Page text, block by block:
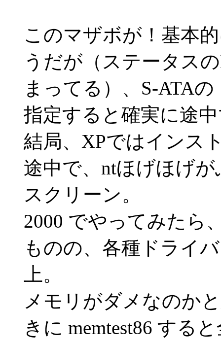
このマザボが！基本
うだが（ステータス
まってる）、S-ATA
指定すると確実に途
結局、XPではインス
途中で、ntほげほげ
スクリーン。
2000 でやってみたら
ものの、各種ドライ
上。
メモリがダメなのか
きに memtest86 する